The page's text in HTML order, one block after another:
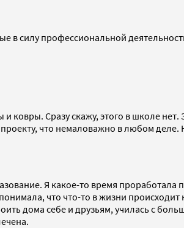
в силу профессиональной
Сразу скажу, этого в школе нет.
что немаловажно в любом деле.
Я какое-то время проработала
что что-то в жизни
дома себе и друзьям, училась с